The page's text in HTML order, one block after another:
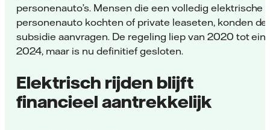
personenauto’s. Mensen die een volledig elektrische
personenauto kochten of private leaseten, konden de
subsidie aanvragen. De regeling liep van 2020 tot
2024, maar is nu definitief gesloten.
Elektrisch rijden blijft
financieel aantrekkelijk